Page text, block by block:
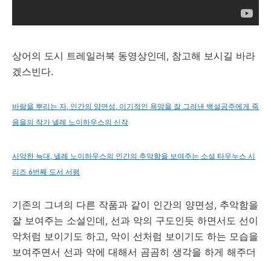
상어의 도시 트레일러북 동영상인데, 참고해 보시길 바라
겠스빈다.
바람을 뿌리는 자, 인간의 양면성, 이기적인 욕망을 잘 그려낸 백설공주에게 죽
음을의 작가 넬레 노이하우스의 신작
사악한 늑대, 넬레 노이하우스의 인간의 추악함을 보여주는 소설 타우누스 시
리즈 6번째 도서 서평
기존의 그녀의 다른 작품과 같이 인간의 양면성, 추악함을
잘 보여주는 소설인데, 선과 악의 구도인듯 하면서도 선이
악처럼 보이기도 하고, 악이 선처럼 보이기도 하는 모습을
보여주면서 선과 악에 대해서 곰곰히 생각을 하게 해주더